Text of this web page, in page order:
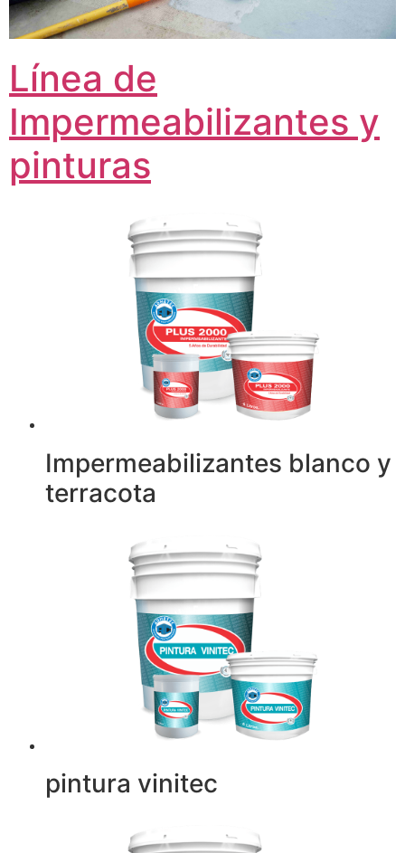
Línea de
Impermeabilizantes y
pinturas
Impermeabilizantes blanco y
terracota
pintura vinitec